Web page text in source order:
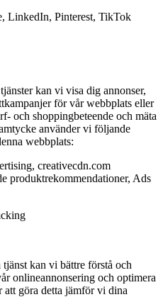
LinkedIn, Pinterest, TikTok
kan vi visa dig annonser,
för vår webbplats eller
och shoppingbeteende och mäta
använder vi följande
webbplats:
creativecdn.com
produktrekommendationer, Ads
kan vi bättre förstå och
onlineannonsering och optimera
att göra detta jämför vi dina